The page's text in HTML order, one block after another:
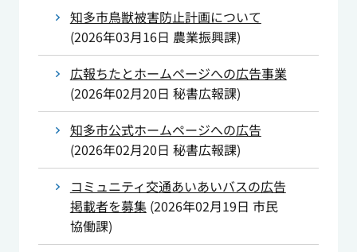
知多市鳥獣被害防止計画について
(2026年03月16日 農業振興課)
広報ちたとホームページへの広告事業
(2026年02月20日 秘書広報課)
知多市公式ホームページへの広告
(2026年02月20日 秘書広報課)
コミュニティ交通あいあいバスの広告
掲載者を募集(2026年02月19日 市民
協働課)